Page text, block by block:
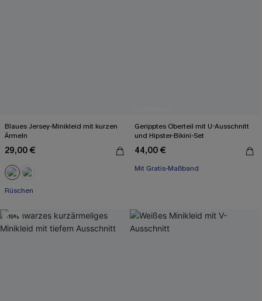
Blaues Jersey-Minikleid mit kurzen
Ärmeln
29,00 €
Rüschen
Geripptes Oberteil mit U-Ausschnitt
und Hipster-Bikini-Set
44,00 €
Mit Gratis-Maßband
High waist
-19%